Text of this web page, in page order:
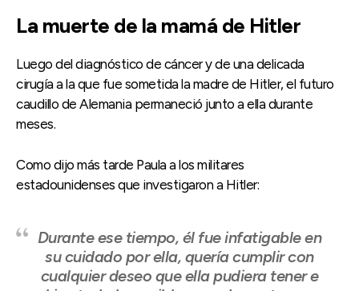
La muerte de la mamá de Hitler
Luego del diagnóstico de cáncer y de una delicada
cirugía a la que fue sometida la madre de Hitler, el futuro
caudillo de Alemania permaneció junto a ella durante
meses.
Como dijo más tarde Paula a los militares
estadounidenses que investigaron a Hitler:
Durante ese tiempo, él fue infatigable en
su cuidado por ella, quería cumplir con
cualquier deseo que ella pudiera tener e